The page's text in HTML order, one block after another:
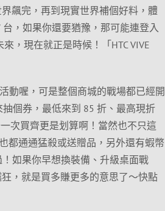
飆完，再到現實世界補個好料，體
，如果你還要猶豫，那可能連登入
，現在就正是時候！「HTC VIVE
動喔，可是整個商城的戰場都已經開
個券，最低來到 85 折、最高現折
次買齊更是划算啊！當然也不只這
都通通猛殺或送贈品，另外還有蝦幣
如果你早想換裝備、升級桌面戰
，就是買多賺更多的意思了～快點